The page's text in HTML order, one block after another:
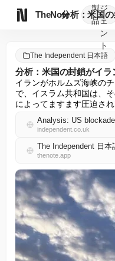
TheNote
製
品
ジ
ェ
ン
ト
The Independent 日本語
分析：米国の封鎖がイ
イランがホルムズ海峡の
で、イスラム共和国は、
によってますます圧迫され
independent.co.uk
The Independent 日本
thenote.app